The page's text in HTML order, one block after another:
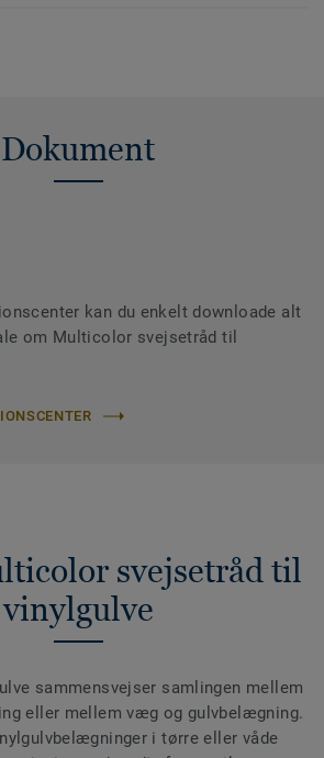
Dokument
kan du enkelt downloade alt
om Multicolor svejsetråd til
svejsetråd til
vinylgulve
sammensvejser samlingen mellem
eller mellem væg og gulvbelægning.
i tørre eller våde